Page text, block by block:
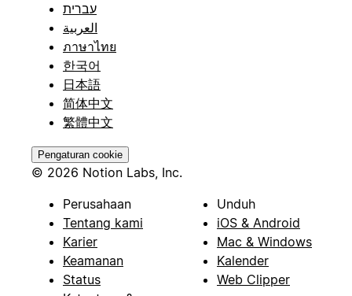
עברית
العربية
ภาษาไทย
한국어
日本語
简体中文
繁體中文
Pengaturan cookie
© 2026 Notion Labs, Inc.
Perusahaan
Tentang kami
Karier
Keamanan
Status
Unduh
iOS & Android
Mac & Windows
Kalender
Web Clipper